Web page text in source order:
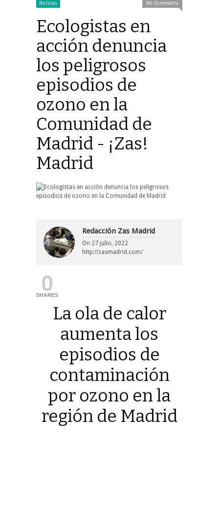
Noticias No Comments
Ecologistas en
acción denuncia
los peligrosos
episodios de
ozono en la
Comunidad de
Madrid - ¡Zas!
Madrid
Redacción Zas Madrid
On 27 julio, 2022
http://zasmadrid.com/
0
SHARES
La ola de calor
aumenta los
episodios de
contaminación
por ozono en la
región de Madrid